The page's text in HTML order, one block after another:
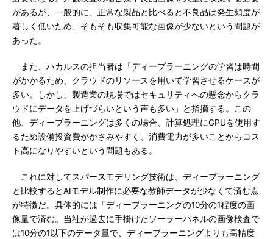
があるが、一般的に、正常な製品と比べると不良品は発生頻度が
著しく低いため、そもそも収集可能な画像が少ないという問題が
あった。
また、ハカルスの担当者は「ディープラーニングの学習は時間
がかかるため、クラウドのリソースを用いて学習させるケースが
多い。しかし、製造業の現場ではセキュリティへの懸念からクラ
ウドにデータを上げづらいという声も多い」と指摘する。この
他、ディープラーニングは多くの場合、計算処理にGPUを使用す
るため設備投資費がかさみやすく、消費電力が多いことからコス
ト高になりやすいという問題もある。
これに対してスパースモデリング技術は、ディープラーニング
と比較するとAIモデル制作に必要な教師データが少なくて済む点
が特徴だ。具体的には「ディープラーニングの10分の1程度の画
像量で済む。当社が過去に手掛けたソーラーパネルの画像検査で
は10分の1以下のデータ量で、ディープラーニングよりも高精度